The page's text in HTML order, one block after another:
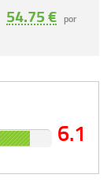
54.75 € por
6.1